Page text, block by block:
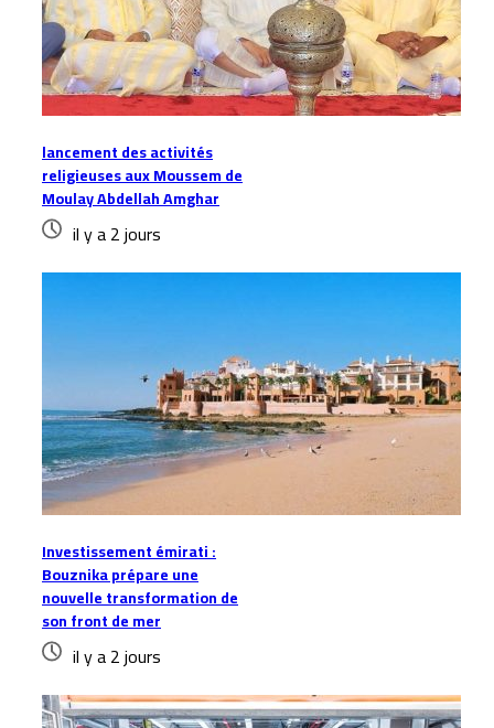
lancement des activités
religieuses aux Moussem de
Moulay Abdellah Amghar
il y a 2 jours
Investissement émirati :
Bouznika prépare une
nouvelle transformation de
son front de mer
il y a 2 jours